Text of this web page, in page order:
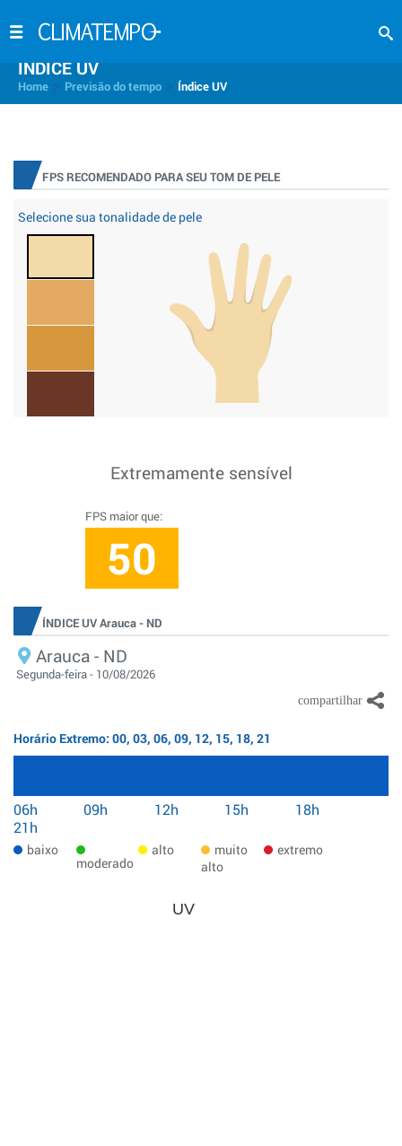
INDICE UV
Home Previsão do tempo Índice UV
FPS RECOMENDADO PARA SEU TOM DE PELE
Selecione sua tonalidade de pele
Extremamente sensível
FPS maior que:
50
ÍNDICE UV Arauca - ND
Arauca - ND
Segunda-feira - 10/08/2026
Horário Extremo: 00, 03, 06, 09, 12, 15, 18, 21
06h 09h 12h 15h
18h
21h
baixo
moderado
alto
muito
alto
extremo
UV